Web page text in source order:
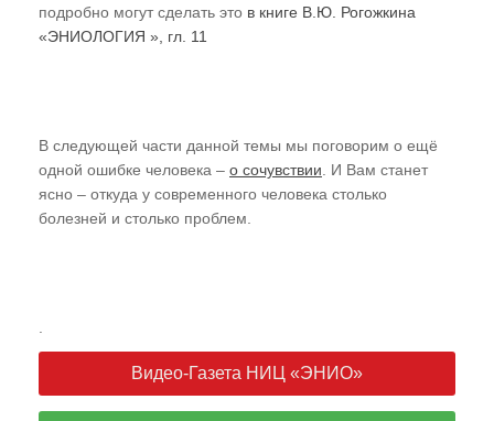
подробно могут сделать это в книге В.Ю. Рогожкина
«ЭНИОЛОГИЯ », гл. 11
В следующей части данной темы мы поговорим о ещё
одной ошибке человека – о сочувствии . И Вам станет
ясно – откуда у современного человека столько
болезней и столько проблем.
Видео-Газета НИЦ «ЭНИО»